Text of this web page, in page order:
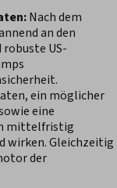
Nach dem
an den
US-
ein möglicher
eine
mittelfristig
wirken. Gleichzeitig
der